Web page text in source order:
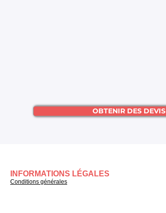
OBTENIR DES DEVIS
INFORMATIONS LÉGALES
Conditions générales